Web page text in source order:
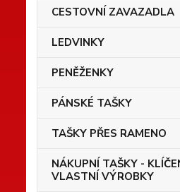
CESTOVNÍ ZAVAZADLA
LEDVINKY
PENĚŽENKY
PÁNSKÉ TAŠKY
TAŠKY PŘES RAMENO
NÁKUPNÍ TAŠKY -
VLASTNÍ VÝROBKY